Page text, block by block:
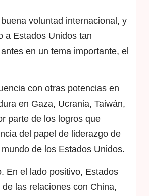
voluntad internacional, y
a Estados Unidos tan
en un tema importante, el
con otras potencias en
en Gaza, Ucrania, Taiwán,
parte de los logros que
del papel de liderazgo de
de los Estados Unidos.
En el lado positivo, Estados
las relaciones con China,